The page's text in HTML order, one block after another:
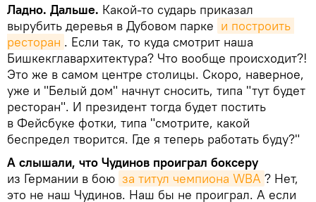
Ладно. Дальше. Какой-то сударь приказал
вырубить деревья в Дубовом парке и построить
ресторан . Если так, то куда смотрит наша
Бишкекглавархитектура? Что вообще происходит?!
Это же в самом центре столицы. Скоро, наверное,
уже и "Белый дом" начнут сносить, типа "тут будет
ресторан". И президент тогда будет постить
в Фейсбуке фотки, типа "смотрите, какой
беспредел творится. Где я теперь работать буду?"
А слышали, что Чудинов проиграл боксеру
из Германии в бою за титул чемпиона WBA ? Нет,
это не наш Чудинов. Наш бы не проиграл. А если